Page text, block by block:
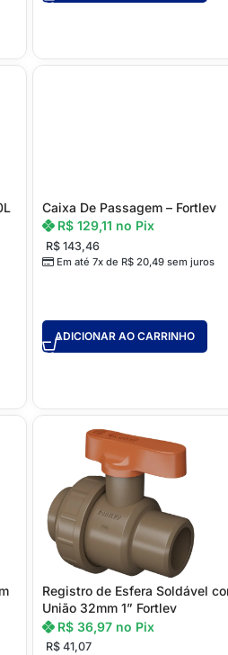
🏗️
Ideal
Caixa De Passagem – Fortlev
R$143,46
Em até 7x de R$ 20,49 sem juros
R$ 129,11 no Pix
ADICIONAR AO CARRINHO
Registro de Esfera Soldável
União 32mm 1” Fortlev
R$41,07
R$ 36,97 no Pix